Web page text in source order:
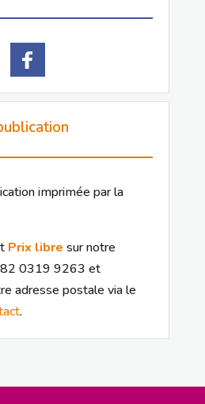
imprimée par la
Prix libre sur notre
0319 9263 et
adresse postale via le
.